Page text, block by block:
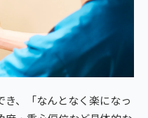
、「なんとなく楽になっ